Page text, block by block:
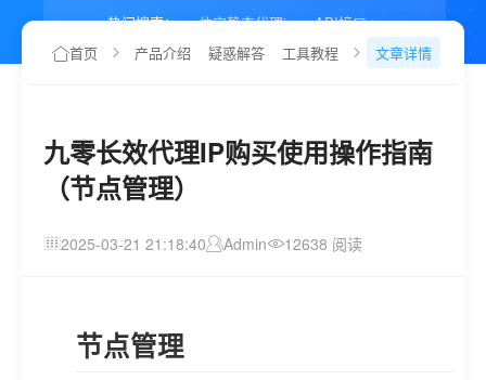
热门搜索： 住宅静态代理ip
API接口
代理IP如何设置
首页 产品介绍 疑惑解答 工具教程 文章详情
九零长效代理IP购买使用操作指南
（节点管理）
2025-03-21 21:18:40 Admin 12638 阅读
节点管理